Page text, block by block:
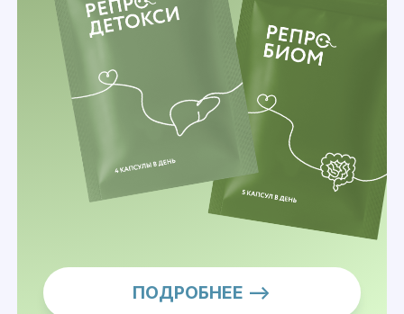
ПОДРОБНЕЕ —>